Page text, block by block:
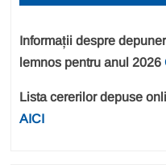
Informații despre
lemnos pentru anul 2026
Lista cererilor depuse
AICI